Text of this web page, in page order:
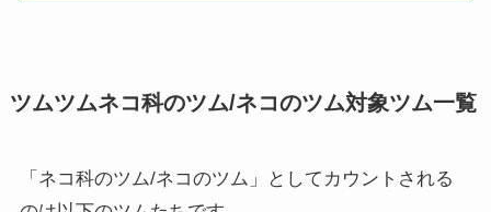
ツムツムネコ科のツム/ネコのツム対象ツム一覧
「ネコ科のツム/ネコのツム」としてカウントされる